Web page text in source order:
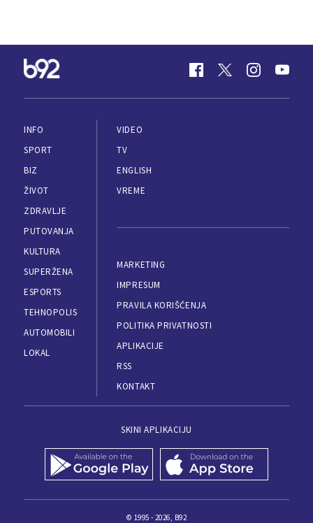
INFO
SPORT
BIZ
ŽIVOT
ZDRAVLJE
PUTOVANJA
KULTURA
SUPERŽENA
ESPORTS
TEHNOPOLIS
AUTOMOBILI
LOKAL
VIDEO
TV
ENGLISH
VREME
MARKETING
IMPRESUM
PRAVILA KORIŠĆENJA
POLITIKA PRIVATNOSTI
APLIKACIJE
RSS
KONTAKT
SKINI APLIKACIJU
© 1995 - 2026, B92